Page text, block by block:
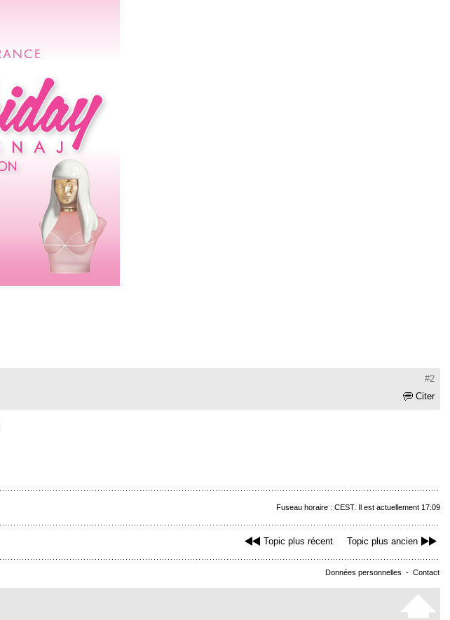
#2
Citer
Fuseau horaire : CEST. Il est actuellement 17:09
Topic plus récent Topic plus ancien
Données personnelles - Contact